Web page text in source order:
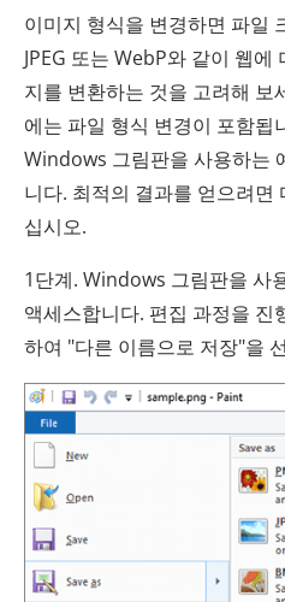
이미지 형식을 변경하면 파일
JPEG 또는 WebP와 같이 웹
지를 변환하는 것을 고려해 보
에는 파일 형식 변경이 포함됩
Windows 그림판을 사용하는
니다. 최적의 결과를 얻으려면
십시오.
1단계. Windows 그림판을 사
액세스합니다. 편집 과정을 진
하여 "다른 이름으로 저장"을